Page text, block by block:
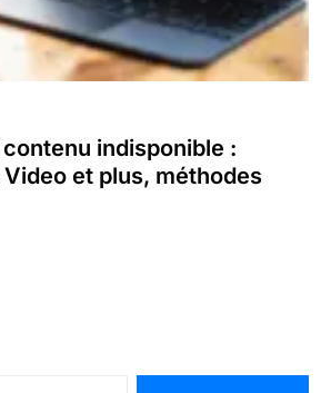
indisponible :
et plus, méthodes